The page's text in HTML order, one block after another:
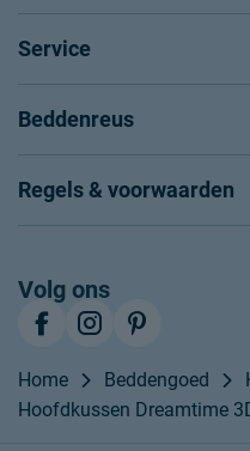
Service
Beddenreus
Regels & voorwaarden
Volg ons
Home Beddengoed
Hoofdkussen Dreamtime